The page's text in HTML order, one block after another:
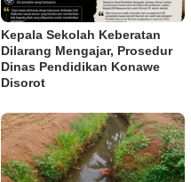
Kepala Sekolah Keberatan
Dilarang Mengajar, Prosedur
Dinas Pendidikan Konawe
Disorot